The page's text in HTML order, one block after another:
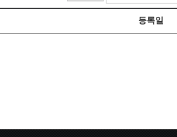
등록일